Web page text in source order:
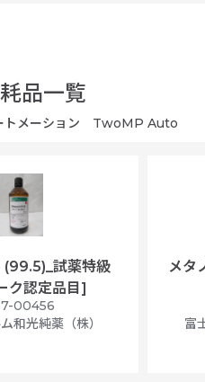
品一覧
メーション TwoMP Auto
(99.5)_試薬特級
ク認定品目]
00456
和光純薬（株）
メタ
富